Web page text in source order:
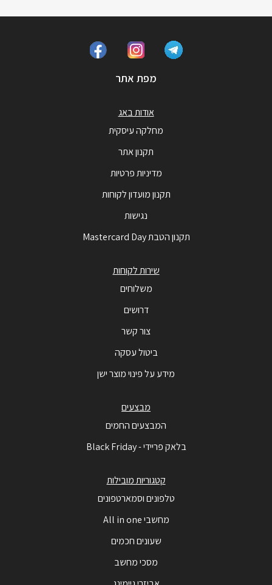
מפת אתר
אודות באג
מחלקה עיסקית
תקנון אתר
מדיניות פרטיות
תקנון מועדון לקוחות
נגישות
תקנון הטבת Mastercard Day
שירות לקוחות
משלוחים
דרושים
צור קשר
ביטול עסקה
מידע על פינוי מוצר ישן
מבצעים
המבצעים החמים
בלאק פריידי - Black Friday
קטגוריות מובילות
טלפונים וסמארטפונים
מחשבי All in one
שעונים חכמים
מסכי מחשב